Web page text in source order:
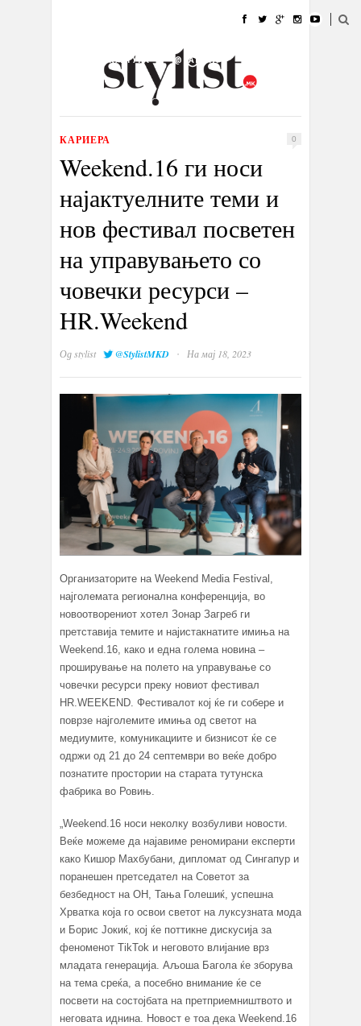
УБАВИНА
КУЛТУРА @РАБОТА
ИЗЛОГ
КАРИЕРА 0
Weekend.16 ги носи
најактуелните теми и
нов фестивал посветен
на управувањето со
човечки ресурси –
HR.Weekend
Одstylist @StylistMKD · На мај 18, 2023
Организаторите на Weekend Media Festival,
најголемата регионална конференција, во
новоотворениот хотел Зонар Загреб ги
претставија темите и најистакнатите имиња на
Weekend.16, како и една голема новина –
проширување на полето на управување со
човечки ресурси преку новиот фестивал
HR.WEEKEND. Фестивалот кој ќе ги собере и
поврзе најголемите имиња од светот на
медиумите, комуникациите и бизнисот ќе се
одржи од 21 до 24 септември во веќе добро
познатите простории на старата тутунска
фабрика во Ровињ.
„Weekend.16 носи неколку возбуливи новости.
Веќе можеме да најавиме реномирани експерти
како Кишор Махбубани, дипломат од Сингапур и
поранешен претседател на Советот за
безбедност на ОН, Тања Голешиќ, успешна
Хрватка која го освои светот на луксузната мода
и Борис Јокиќ, кој ќе поттикне дискусија за
феноменот TikTok и неговото влијание врз
младата генерација. Аљоша Багола ќе зборува
на тема среќа, а посебно внимание ќе се
посвети на состојбата на претприемништвото и
неговата иднина. Новост е тоа дека Weekend.16